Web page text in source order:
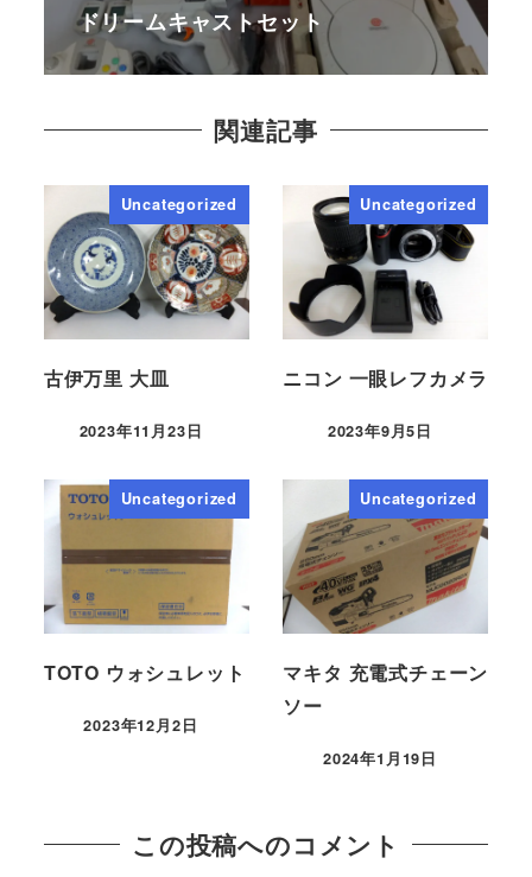
ドリームキャストセット
関連記事
Uncategorized
古伊万里 大皿
2023年11月23日
Uncategorized
ニコン 一眼レフカメラ
2023年9月5日
Uncategorized
TOTO ウォシュレット
2023年12月2日
Uncategorized
マキタ 充電式チェーン
ソー
2024年1月19日
この投稿へのコメント